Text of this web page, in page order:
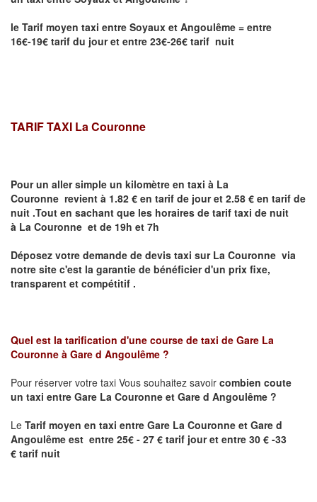
le Tarif moyen taxi entre Soyaux et Angoulême = entre
16€-19€ tarif du jour et entre 23€-26€ tarif nuit
TARIF TAXI La Couronne
Pour un aller simple un kilomètre en taxi à La
Couronne revient à 1.82 € en tarif de jour et 2.58 € en tarif de
nuit .Tout en sachant que les horaires de tarif taxi de nuit
à La Couronne et de 19h et 7h
Déposez votre demande de devis taxi sur La Couronne via
notre site c'est la garantie de bénéficier d'un prix fixe,
transparent et compétitif .
Quel est la tarification d'une course de taxi de Gare La
Couronne à Gare d Angoulême ?
Pour réserver votre taxi Vous souhaitez savoir combien coute
un taxi entre Gare La Couronne et Gare d Angoulême ?
Le Tarif moyen en taxi entre Gare La Couronne et Gare d
Angoulême est entre 25€ - 27 € tarif jour et entre 30 € -33
€ tarif nuit